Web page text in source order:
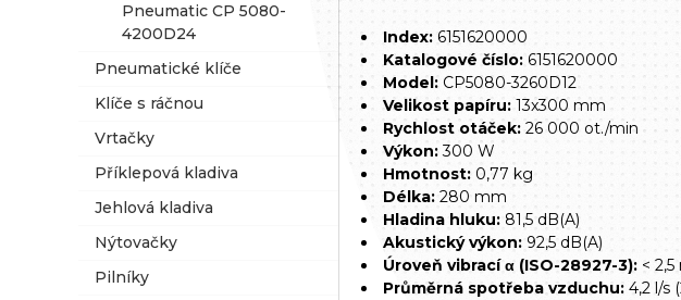
Pneumatic CP 5080-
4200D24
Pneumatické klíče
Klíče s ráčnou
Vrtačky
Příklepová kladiva
Jehlová kladiva
Nýtovačky
Pilníky
Index: 6151620000
Katalogové číslo: 6151620000
Model: CP5080-3260D12
Velikost papíru: 13x300 mm
Rychlost otáček: 26 000 ot./min
Výkon:300 W
Hmotnost: 0,77 kg
Délka: 280 mm
Hladina hluku: 81,5 dB(A)
Akustický výkon: 92,5 dB(A)
Úroveň vibrací α (ISO-28927-3): < 2,5
Průměrná spotřeba vzduchu: 4,2 l/s